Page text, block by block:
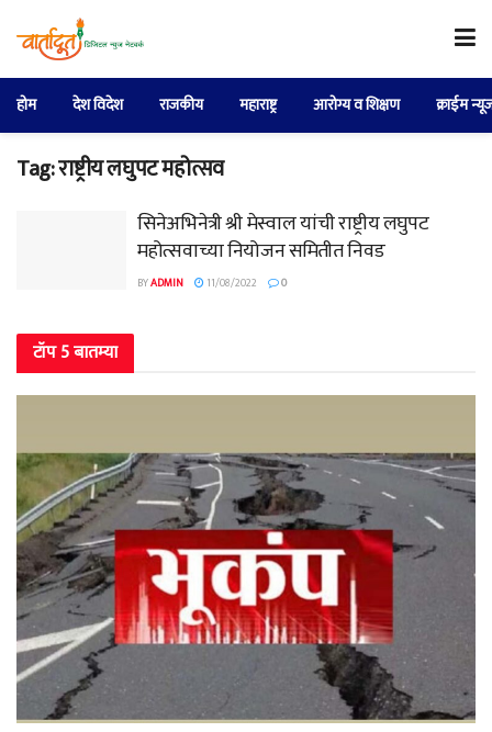
होम देश विदेश राजकीय महाराष्ट्र आरोग्य व शिक्षण क्राईम
Tag:राष्ट्रीय लघुपट महोत्सव
सिनेअभिनेत्री श्री मेस्वाल यांची राष्ट्रीय लघुपट
महोत्सवाच्या नियोजन समितीत निवड
BYADMIN 11/08/2022 0
टॉप 5 बातम्या